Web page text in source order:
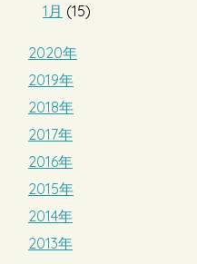
1月 (15)
2020年
2019年
2018年
2017年
2016年
2015年
2014年
2013年